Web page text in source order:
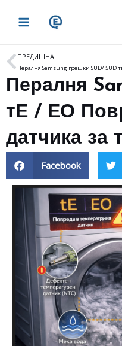
MENU
Prev
ПРЕДИШНА
Пералня
тЕ / ЕО
датчика за
Facebook